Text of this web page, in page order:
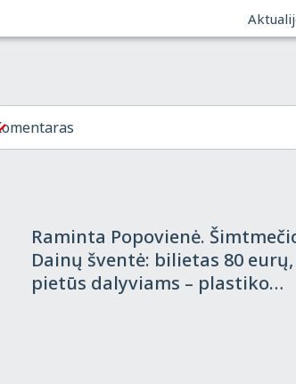
ir
Raminta Popovienė.
Dainų šventė: bilietas 80
pietūs dalyviams – plastiko